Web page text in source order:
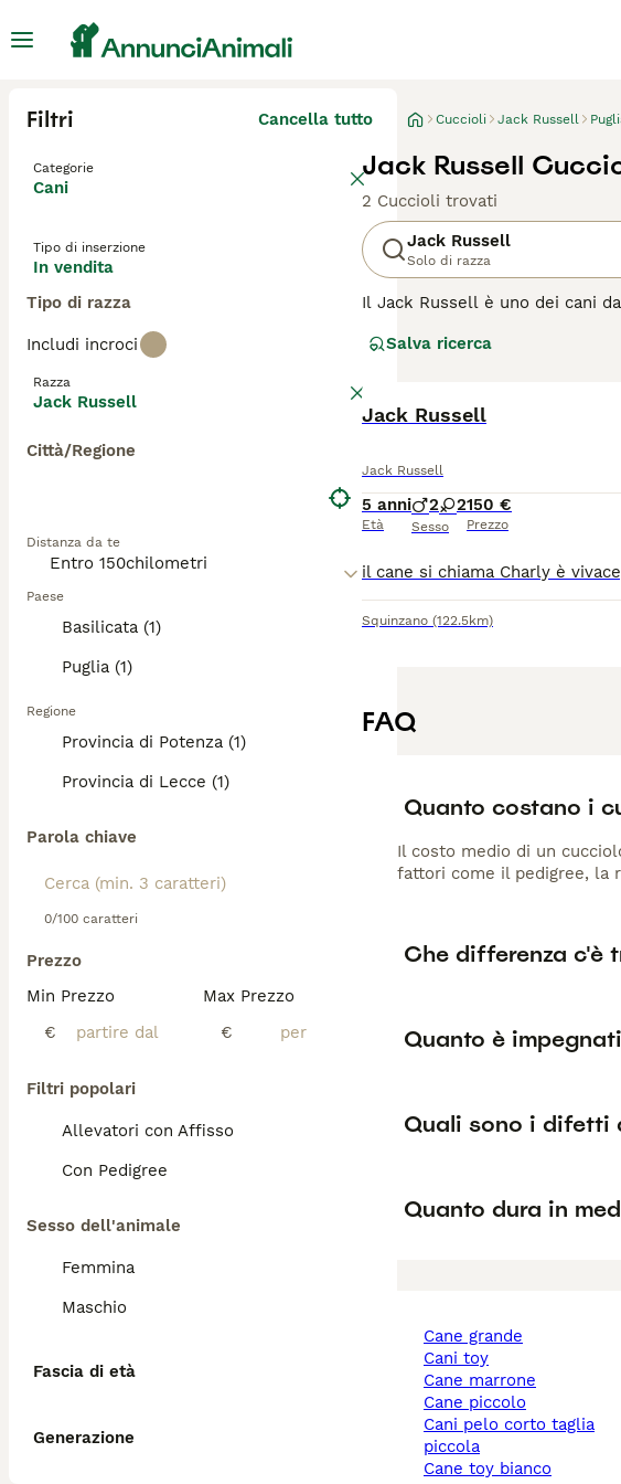
Filtri Cancella tutto
Categorie
Cani
Tipo di inserzione
In vendita
Tipo di razza
Includi incroci
Razza
Jack Russell
Città/Regione
Distanza da te
Paese
Basilicata (1)
Puglia (1)
Regione
Provincia di Potenza (1)
Provincia di Lecce (1)
Parola chiave
0/100 caratteri
Prezzo
Min Prezzo
€
Max Prezzo
€
Filtri popolari
Allevatori con Affisso
Con Pedigree
Sesso dell'animale
Femmina
Maschio
Fascia di età
Generazione
Cuccioli Jack Russell
Jack Russell
2 Cuccioli trovati
Jack Russell
Solo di razza
Il Jack Russell è uno dei cani
esercizio fisico e stimolazione
Leggi la
Salva ricerca
Jack Russell
Jack Russell
5 anni
Età
2 2
Sesso
150 €
Prezzo
Squinzano (122.5km)
FAQ
Quanto costano i
Il costo medio di un
fattori come il pedigree, la
Che differenza c'è
Quanto è
Quali sono i difetti
Quanto dura in
cane grande
cani toy
cane marrone
cane piccolo
cani pelo corto taglia
piccola
cane toy bianco